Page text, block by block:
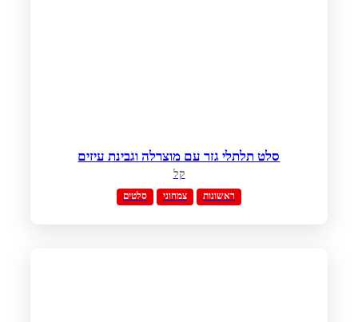
סלט תלתלי גזר עם מוצרלה וגבינת עיזים
קל
סלטים צמחוני ראשונות